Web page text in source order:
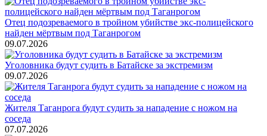
Отец подозреваемого в тройном убийстве экс-полицейского
найден мёртвым под Таганрогом
09.07.2026
Уголовника будут судить в Батайске за экстремизм
09.07.2026
Жителя Таганрога будут судить за нападение с ножом на
соседа
07.07.2026